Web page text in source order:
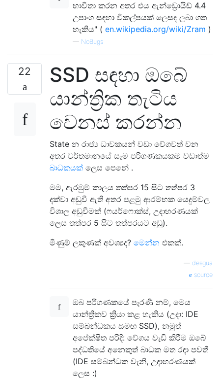
භාවිතා කරන අතර එය ඇන්ඩ්‍රොයිඩ් 4.4
උපාංග සඳහා විකල්පයක් ලෙසද ලබා ගත
හැකිය" ( en.wikipedia.org/wiki/Zram )
— NoBugs
22
SSD සඳහා ඔබේ
යාන්ත්‍රික තැටිය
වෙනස් කරන්න
State න රාජ්‍ය ධාවකයන් වඩා වේගවත් වන
අතර වර්තමානයේ සෑම පරිගණකයකම වඩාත්ම
බාධකයක් ලෙස පෙනේ .
මම, ඇරඹුම් කාලය තත්පර 15 සිට තත්පර 3
දක්වා අඩුවී ඇති අතර පළමු ආරම්භක යෙදුම්වල
විශාල අඩුවීමක් (ෆයර්ෆොක්ස්, උදාහරණයක්
ලෙස තත්පර 5 සිට තත්පරයට අඩු).
මිණුම් ලකුණක් අවශ්‍යද? මෙන්න එකක්.
desgua
source
ඔබ පරිගණකයේ පැරණි නම්, මෙය
යාන්ත්‍රිකව ක්‍රියා කළ හැකිය (උදා: IDE
සම්බන්ධකය සමඟ SSD), නමුත්
අපේක්ෂිත පරිදි: වේගය වැඩි කිරීම ඔබේ
පද්ධතියේ අනෙකුත් බාධක මත රඳා පවතී
(IDE සම්බන්ධක වැනි, උදාහරණයක්
ලෙස :)